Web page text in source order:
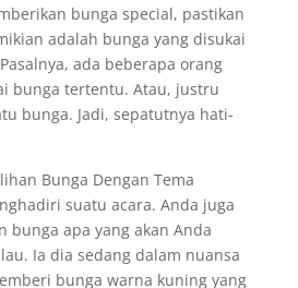
bunga special, pastikan
adalah bunga yang disukai
ada beberapa orang
bunga tertentu. Atau, justru
bunga. Jadi, sepatutnya hati-
Bunga Dengan Tema
suatu acara. Anda juga
bunga apa yang akan Anda
Ia dia sedang dalam nuansa
bunga warna kuning yang